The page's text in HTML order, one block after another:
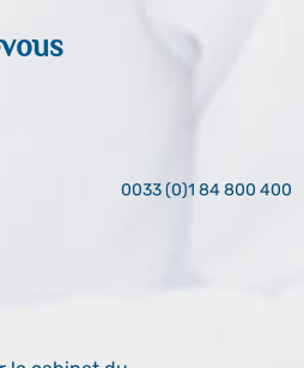
0033 (0)1 84 800 400